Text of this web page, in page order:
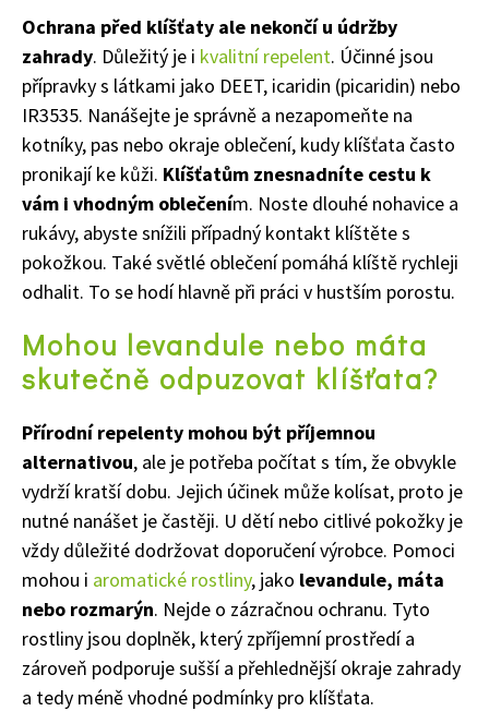
Naše krásná zahrada
Ochrana před klíšťaty ale nekončí u údržby
zahrady. Důležitý je i kvalitní repelent. Účinné jsou
přípravky s látkami jako DEET, icaridin (picaridin) nebo
IR3535. Nanášejte je správně a nezapomeňte na
kotníky, pas nebo okraje oblečení, kudy klíšťata často
pronikají ke kůži. Klíšťatům znesnadníte cestu k
vám i vhodným oblečením. Noste dlouhé nohavice a
rukávy, abyste snížili případný kontakt klíštěte s
pokožkou. Také světlé oblečení pomáhá klíště rychleji
odhalit. To se hodí hlavně při práci v hustším porostu.
Mohou levandule nebo máta
skutečně odpuzovat klíšťata?
Přírodní repelenty mohou být příjemnou
alternativou, ale je potřeba počítat s tím, že obvykle
vydrží kratší dobu. Jejich účinek může kolísat, proto je
nutné nanášet je častěji. U dětí nebo citlivé pokožky je
vždy důležité dodržovat doporučení výrobce. Pomoci
mohou i aromatické rostliny, jako levandule, máta
nebo rozmarýn. Nejde o zázračnou ochranu. Tyto
rostliny jsou doplněk, který zpříjemní prostředí a
zároveň podporuje sušší a přehlednější okraje zahrady
a tedy méně vhodné podmínky pro klíšťata.